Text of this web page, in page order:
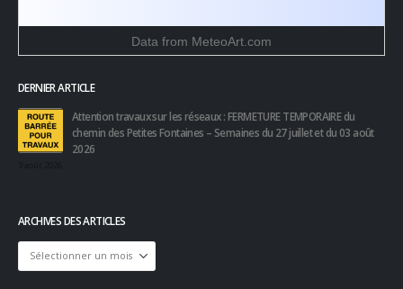
Data from MeteoArt.com
DERNIER ARTICLE
Attention travaux sur les réseaux : FERMETURE TEMPORAIRE du
chemin des Petites Fontaines – Semaines du 27 juillet et du 03 août
2026
ARCHIVES DES ARTICLES
Archives
des